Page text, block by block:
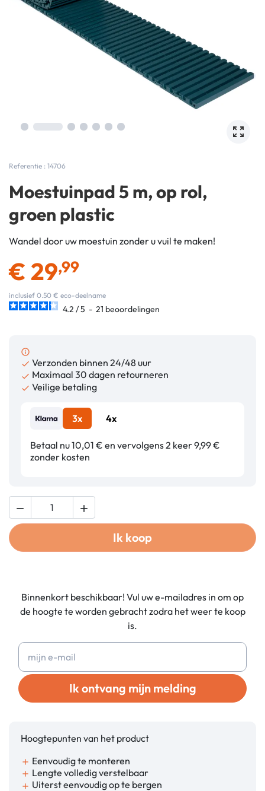
Referentie : 14706
Moestuinpad 5 m, op rol,
groen plastic
Wandel door uw moestuin zonder u vuil te maken!
€ 29,99
inclusief 0.50 € eco-deelname
4.2 /5 - 21 beoordelingen
info_outline
 Verzonden binnen 24/48 uur
 Maximaal 30 dagen retourneren
 Veilige betaling
3x 4x
Betaal nu 10,01 € en vervolgens 2 keer 9,99 €
zonder kosten
 
Ik koop
Binnenkort beschikbaar! Vul uw e-mailadres in om op
de hoogte te worden gebracht zodra het weer te koop
is.
Ik ontvang mijn melding
Hoogtepunten van het product
add Eenvoudig te monteren
add Lengte volledig verstelbaar
add Uiterst eenvoudig op te bergen